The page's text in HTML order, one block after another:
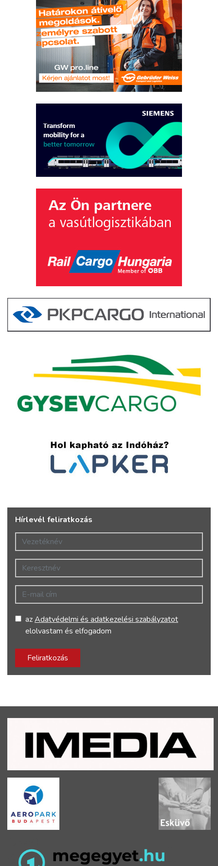
Hírlevél feliratkozás
Vezetéknév
Keresztnév
E-mail cím
azAdatvédelmi és adatkezelési szabályzatot
elolvastam és elfogadom
Feliratkozás